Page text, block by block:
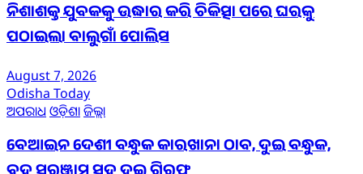
ନିଶାଶକ୍ତ ଯୁବକକୁ ଉଦ୍ଧାର କରି ଚିକିତ୍ସା ପରେ ଘରକୁ
ପଠାଇଲା ବାଲୁଗାଁ ପୋଲିସ
August 7, 2026
Odisha Today
ଅପରାଧ ଓଡ଼ିଶାଜିଲ୍ଲା
ବେଆଇନ ଦେଶୀ ବନ୍ଧୁକ କାରଖାନା ଠାବ, ଦୁଇ ବନ୍ଧୁକ,